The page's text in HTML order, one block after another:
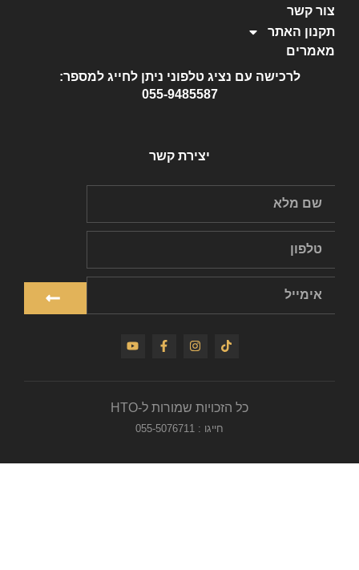
צור קשר
תקנון האתר
מאמרים
לרכישה עם נציג טלפוני ניתן לחייג למספר:
055-9485587
יצירת קשר
כל הזכויות שמורות ל-HTO
חייגו : 055-5076711